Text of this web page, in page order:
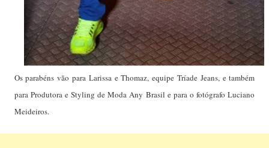
Os parabéns vão para Larissa e Thomaz, equipe Tríade Jeans, e também
para Produtora e Styling de Moda Any Brasil e para o fotógrafo Luciano
Meideiros.